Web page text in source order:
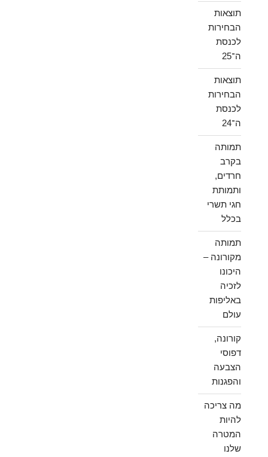
תוצאות
הבחירות
לכנסת
ה־25
תוצאות
הבחירות
לכנסת
ה־24
תמותה
בקרב
חרדים,
ותמותת
חגי תשרי
בכלל
תמותה
מקורונה –
היכונו
לזכיה
באליפות
עולם
קורונה,
דפוסי
הצבעה
והפגנות
מה צריכה
להיות
המטרה
שלנו